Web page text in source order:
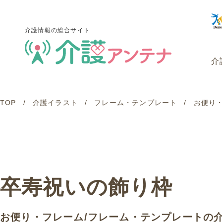
介護情報の総合サイト
介
介護情報の総合サイト
TOP 介護イラスト フレーム・テンプレート お便り
卒寿祝いの飾り枠
お便り・フレーム/フレーム・テンプレートの